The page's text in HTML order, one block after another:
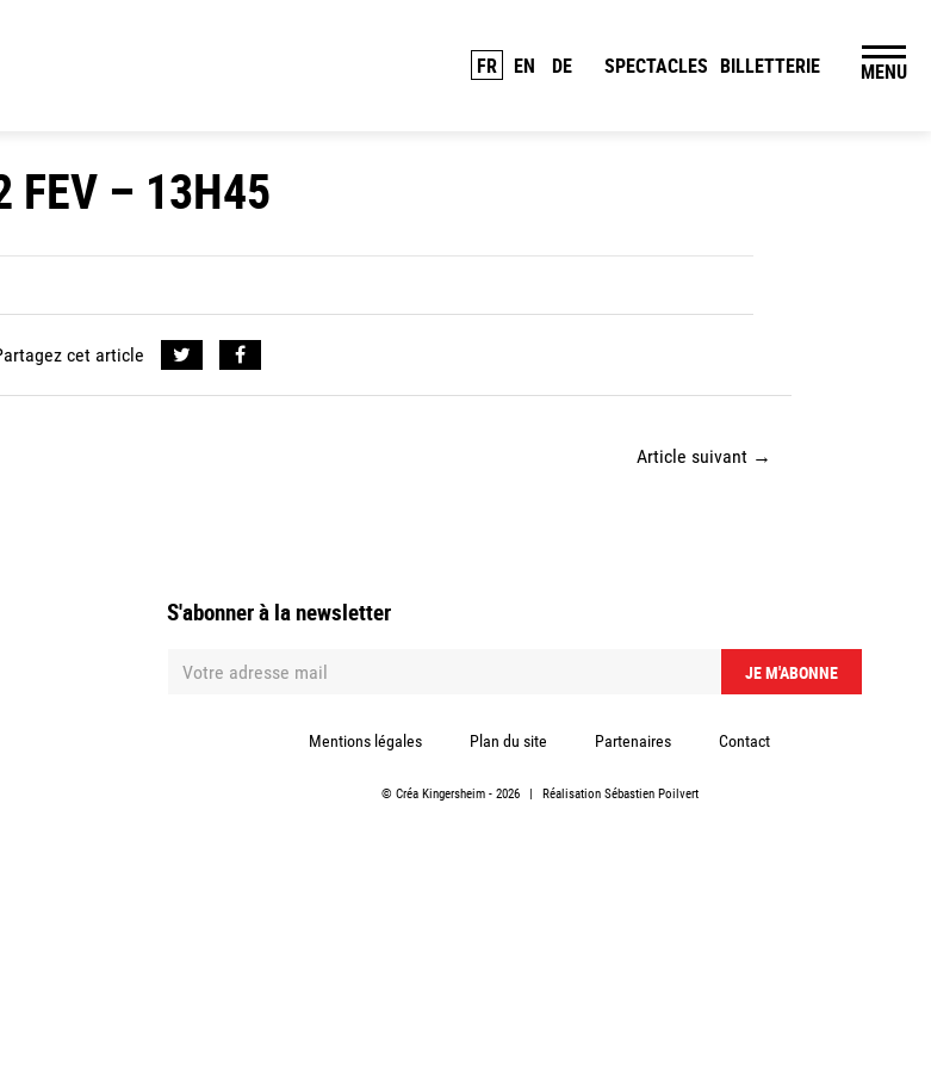
FR EN DE SPECTACLES BILLETTERIE MENU
FEV – 13H45
cet article
Article suivant →
S'abonner à la newsletter
Mentions légales Plan du site Partenaires Contact
© Créa Kingersheim- 2026 Réalisation Sébastien Poilvert